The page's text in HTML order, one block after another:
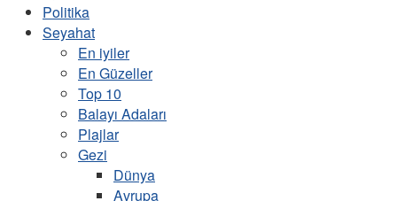
Politika
Seyahat
En iyiler
En Güzeller
Top 10
Balayı Adaları
Plajlar
Gezi
Dünya
Avrupa